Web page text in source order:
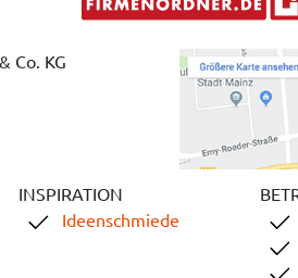
Co. KG
INSPIRATION
Ideenschmiede